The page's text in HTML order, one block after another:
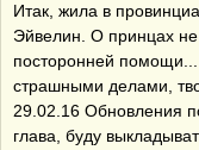
Итак, жила в
Эйвелин. О принцах
посторонней помощи...
страшными делами,
29.02.16 Обновления
глава, буду